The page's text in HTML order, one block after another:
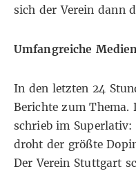
sich der Verein dann
Umfangreiche
In den letzten 24
Berichte zum Thema.
schrieb im Superlativ:
droht der größte
Der Verein Stuttgart